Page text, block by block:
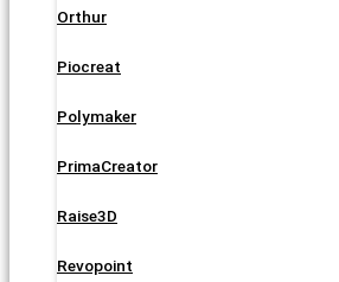
Orthur
Piocreat
Polymaker
PrimaCreator
Raise3D
Revopoint